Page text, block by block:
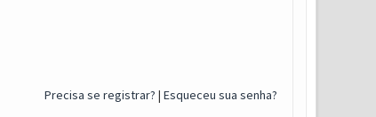
Precisa se registrar? | Esqueceu sua senha?